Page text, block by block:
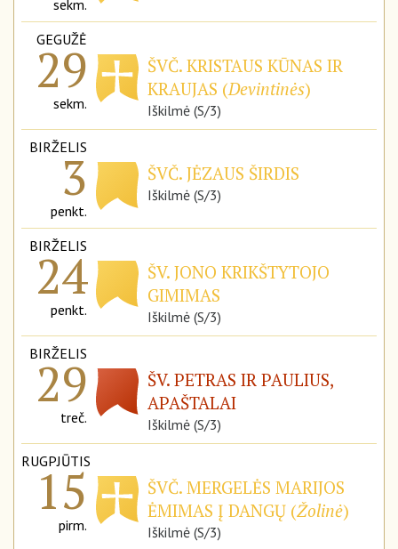
sekm.
GEGUŽĖ
29
sekm.
ŠVČ. KRISTAUS KŪNAS IR
KRAUJAS (Devintinės)
Iškilmė (S/3)
BIRŽELIS
3
penkt.
ŠVČ. JĖZAUS ŠIRDIS
Iškilmė (S/3)
BIRŽELIS
24
penkt.
ŠV. JONO KRIKŠTYTOJO
GIMIMAS
Iškilmė (S/3)
BIRŽELIS
29
treč.
ŠV. PETRAS IR PAULIUS,
APAŠTALAI
Iškilmė (S/3)
RUGPJŪTIS
15
pirm.
ŠVČ. MERGELĖS MARIJOS
ĖMIMAS Į DANGŲ (Žolinė)
Iškilmė (S/3)